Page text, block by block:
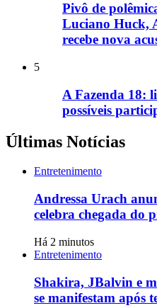
Pivô de
Luciano Huck,
recebe nova
5
A Fazenda 18:
possíveis
Últimas Notícias
Entretenimento
Andressa Urach
celebra chegada do
Há 2 minutos
Entretenimento
Shakira, JBalvin e
se manifestam após